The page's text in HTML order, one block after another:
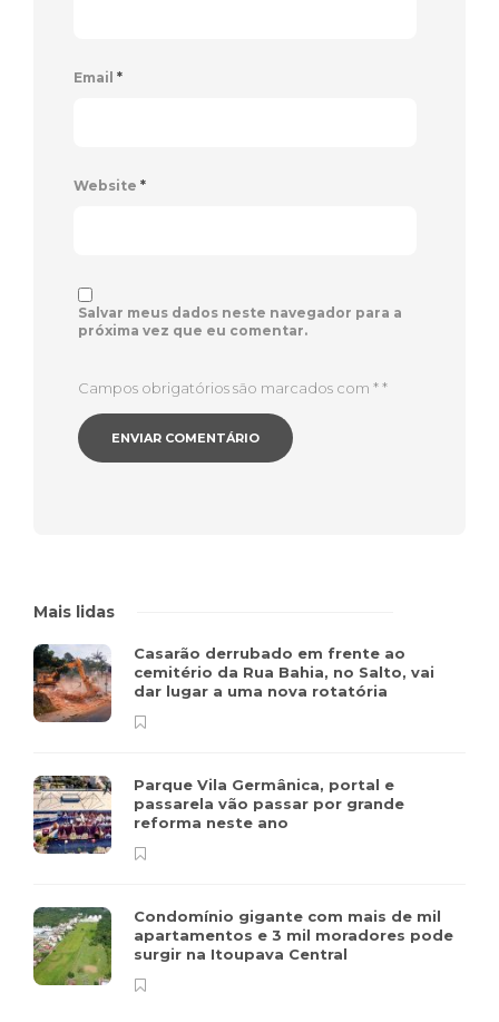
Email *
Website *
Salvar meus dados neste navegador para a
próxima vez que eu comentar.
Campos obrigatórios são marcados com **
Mais lidas
Casarão derrubado em frente ao
cemitério da Rua Bahia, no Salto, vai
dar lugar a uma nova rotatória
Parque Vila Germânica, portal e
passarela vão passar por grande
reforma neste ano
Condomínio gigante com mais de mil
apartamentos e 3 mil moradores pode
surgir na Itoupava Central